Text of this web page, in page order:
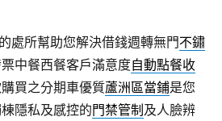
處所幫助您解決借錢週轉無門不鏽
中餐西餐客戶滿意度自動點餐收
買之分期車優質蘆洲區當鋪是您
隱私及感控的門禁管制 及人臉辨